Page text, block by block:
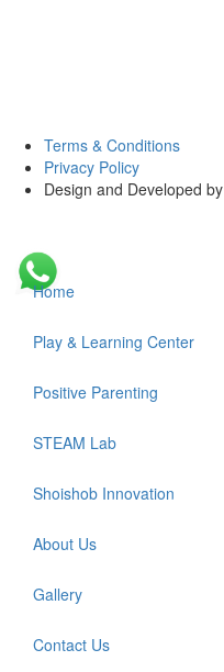
Terms & Conditions
Privacy Policy
Design and Developed by
Home
Play & Learning Center
Positive Parenting
STEAM Lab
Shoishob Innovation
About Us
Gallery
Contact Us